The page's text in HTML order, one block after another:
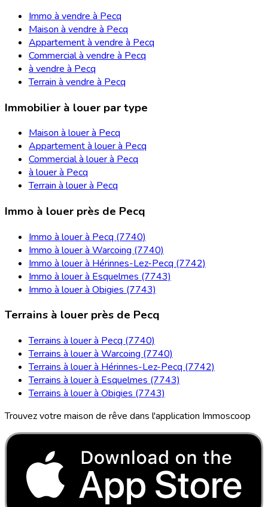
Immo à vendre à Pecq
Maison à vendre à Pecq
Appartement à vendre à Pecq
Commercial à vendre à Pecq
à vendre à Pecq
Terrain à vendre à Pecq
Immobilier à louer par type
Maison à louer à Pecq
Appartement à louer à Pecq
Commercial à louer à Pecq
à louer à Pecq
Terrain à louer à Pecq
Immo à louer près de Pecq
Immo à louer à Pecq (7740)
Immo à louer à Warcoing (7740)
Immo à louer à Hérinnes-Lez-Pecq (7742)
Immo à louer à Esquelmes (7743)
Immo à louer à Obigies (7743)
Terrains à louer près de Pecq
Terrains à louer à Pecq (7740)
Terrains à louer à Warcoing (7740)
Terrains à louer à Hérinnes-Lez-Pecq (7742)
Terrains à louer à Esquelmes (7743)
Terrains à louer à Obigies (7743)
Trouvez votre maison de rêve dans l'application Immoscoop